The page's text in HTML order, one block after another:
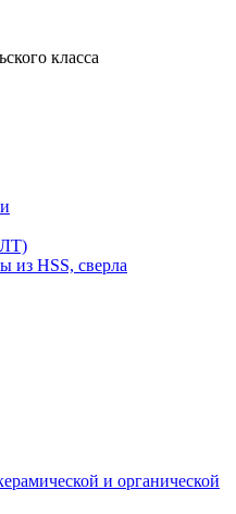
класса
из HSS, сверла
и органической